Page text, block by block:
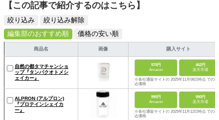
【この記事で紹介するのはこちら】
絞り込み
絞り込み解除
編集部のおすすめ順
価格の安い順
商品名 画像 購入サイト
自然の都タマチャンショ
ップ『タンパクオトメシ
ェイカー』
970円
Amazon
462円
楽天市場
※各社通販サイトの 2025年11月06日時点 での税
込価格
ALPRON (アルプロン)
『プロテインシェイカ
ー』
990円
Amazon
990円
楽天市場
※各社通販サイトの 2025年11月12日時点 での税
込価格